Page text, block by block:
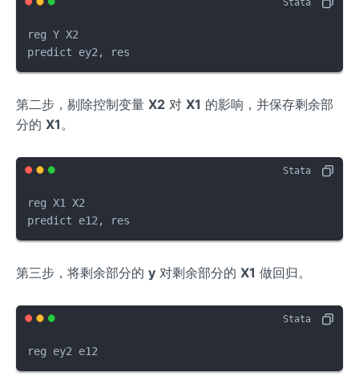
reg Y X2
predict ey2, res
第二步，剔除控制变量 X2 对 X1 的影响，并保存剩余部
分的 X1 。
reg X1 X2
predict e12, res
第三步，将剩余部分的 y 对剩余部分的 X1 做回归。
reg ey2 e12